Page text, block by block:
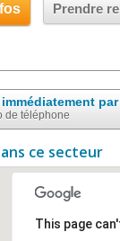
Prendre
de téléphone
ce secteur
This page